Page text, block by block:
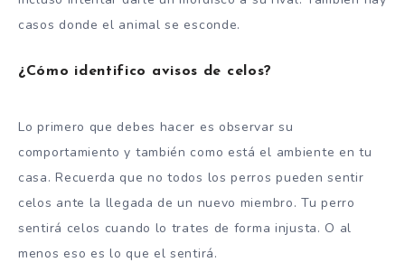
casos donde el animal se esconde.
¿Cómo identifico avisos de celos?
Lo primero que debes hacer es observar su
comportamiento y también como está el ambiente en tu
casa. Recuerda que no todos los perros pueden sentir
celos ante la llegada de un nuevo miembro. Tu perro
sentirá celos cuando lo trates de forma injusta. O al
menos eso es lo que el sentirá.